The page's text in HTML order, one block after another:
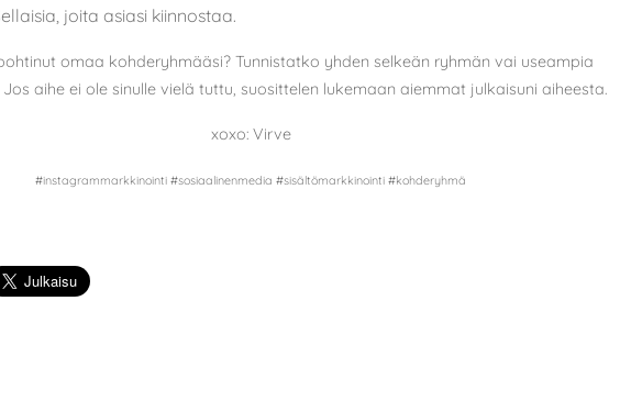
joita asiasi kiinnostaa.
omaa kohderyhmääsi? Tunnistatko yhden selkeän ryhmän vai useampia
aihe ei ole sinulle vielä tuttu, suosittelen lukemaan aiemmat julkaisuni aiheesta.
xoxo: Virve
#instagrammarkkinointi #sosiaalinenmedia #sisältömarkkinointi #kohderyhmä